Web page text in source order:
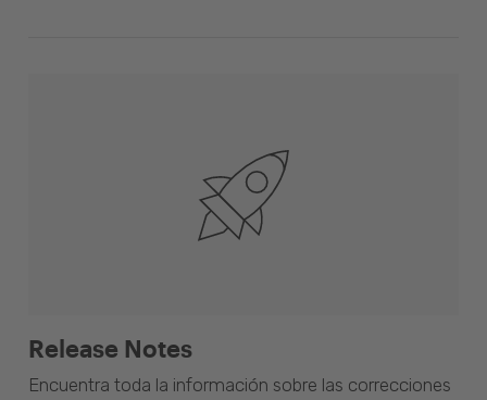
Release Notes
Encuentra toda la información sobre las correcciones